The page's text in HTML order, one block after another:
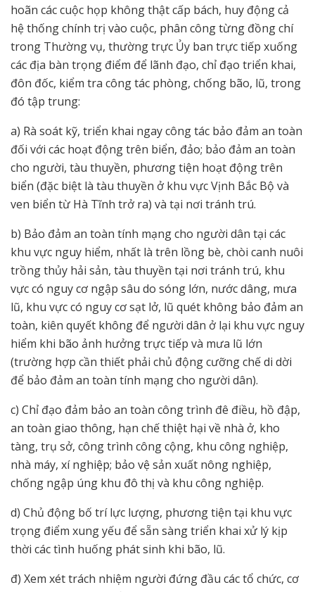
hoãn các cuộc họp không thật cấp bách, huy động cả
hệ thống chính trị vào cuộc, phân công từng đồng chí
trong Thường vụ, thường trực Ủy ban trực tiếp xuống
các địa bàn trọng điểm để lãnh đạo, chỉ đạo triển khai,
đôn đốc, kiểm tra công tác phòng, chống bão, lũ, trong
đó tập trung:
a) Rà soát kỹ, triển khai ngay công tác bảo đảm an toàn
đối với các hoạt động trên biển, đảo; bảo đảm an toàn
cho người, tàu thuyền, phương tiện hoạt động trên
biển (đặc biệt là tàu thuyền ở khu vực Vịnh Bắc Bộ và
ven biển từ Hà Tĩnh trở ra) và tại nơi tránh trú.
b) Bảo đảm an toàn tính mạng cho người dân tại các
khu vực nguy hiểm, nhất là trên lồng bè, chòi canh nuôi
trồng thủy hải sản, tàu thuyền tại nơi tránh trú, khu
vực có nguy cơ ngập sâu do sóng lớn, nước dâng, mưa
lũ, khu vực có nguy cơ sạt lở, lũ quét không bảo đảm an
toàn, kiên quyết không để người dân ở lại khu vực nguy
hiểm khi bão ảnh hưởng trực tiếp và mưa lũ lớn
(trường hợp cần thiết phải chủ động cưỡng chế di dời
để bảo đảm an toàn tính mạng cho người dân).
c) Chỉ đạo đảm bảo an toàn công trình đê điều, hồ đập,
an toàn giao thông, hạn chế thiệt hại về nhà ở, kho
tàng, trụ sở, công trình công cộng, khu công nghiệp,
nhà máy, xí nghiệp; bảo vệ sản xuất nông nghiệp,
chống ngập úng khu đô thị và khu công nghiệp.
d) Chủ động bố trí lực lượng, phương tiện tại khu vực
trọng điểm xung yếu để sẵn sàng triển khai xử lý kịp
thời các tình huống phát sinh khi bão, lũ.
đ) Xem xét trách nhiệm người đứng đầu các tổ chức, cơ